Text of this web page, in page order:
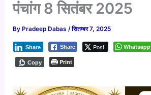
पंचांग 8 सितंबर 2025
By Pradeep Dabas/सितम्बर 7, 2025
Share Post
Share Whatsapp
Copy Print